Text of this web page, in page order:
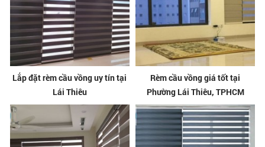
Lắp đặt rèm cầu vồng uy tín tại
Lái Thiêu
Rèm cầu vồng giá tốt tại
Phường Lái Thiêu, TPHCM